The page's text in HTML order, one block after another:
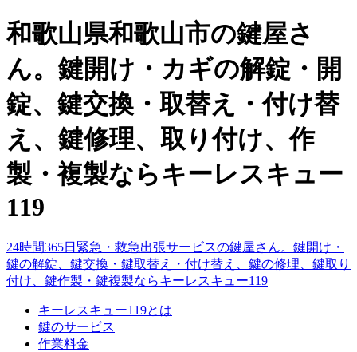
和歌山県和歌山市の鍵屋さ
ん。鍵開け・カギの解錠・開
錠、鍵交換・取替え・付け替
え、鍵修理、取り付け、作
製・複製ならキーレスキュー
119
24時間365日緊急・救急出張サービスの鍵屋さん。鍵開け・
鍵の解錠、鍵交換・鍵取替え・付け替え、鍵の修理、鍵取り
付け、鍵作製・鍵複製ならキーレスキュー119
キーレスキュー119とは
鍵のサービス
作業料金